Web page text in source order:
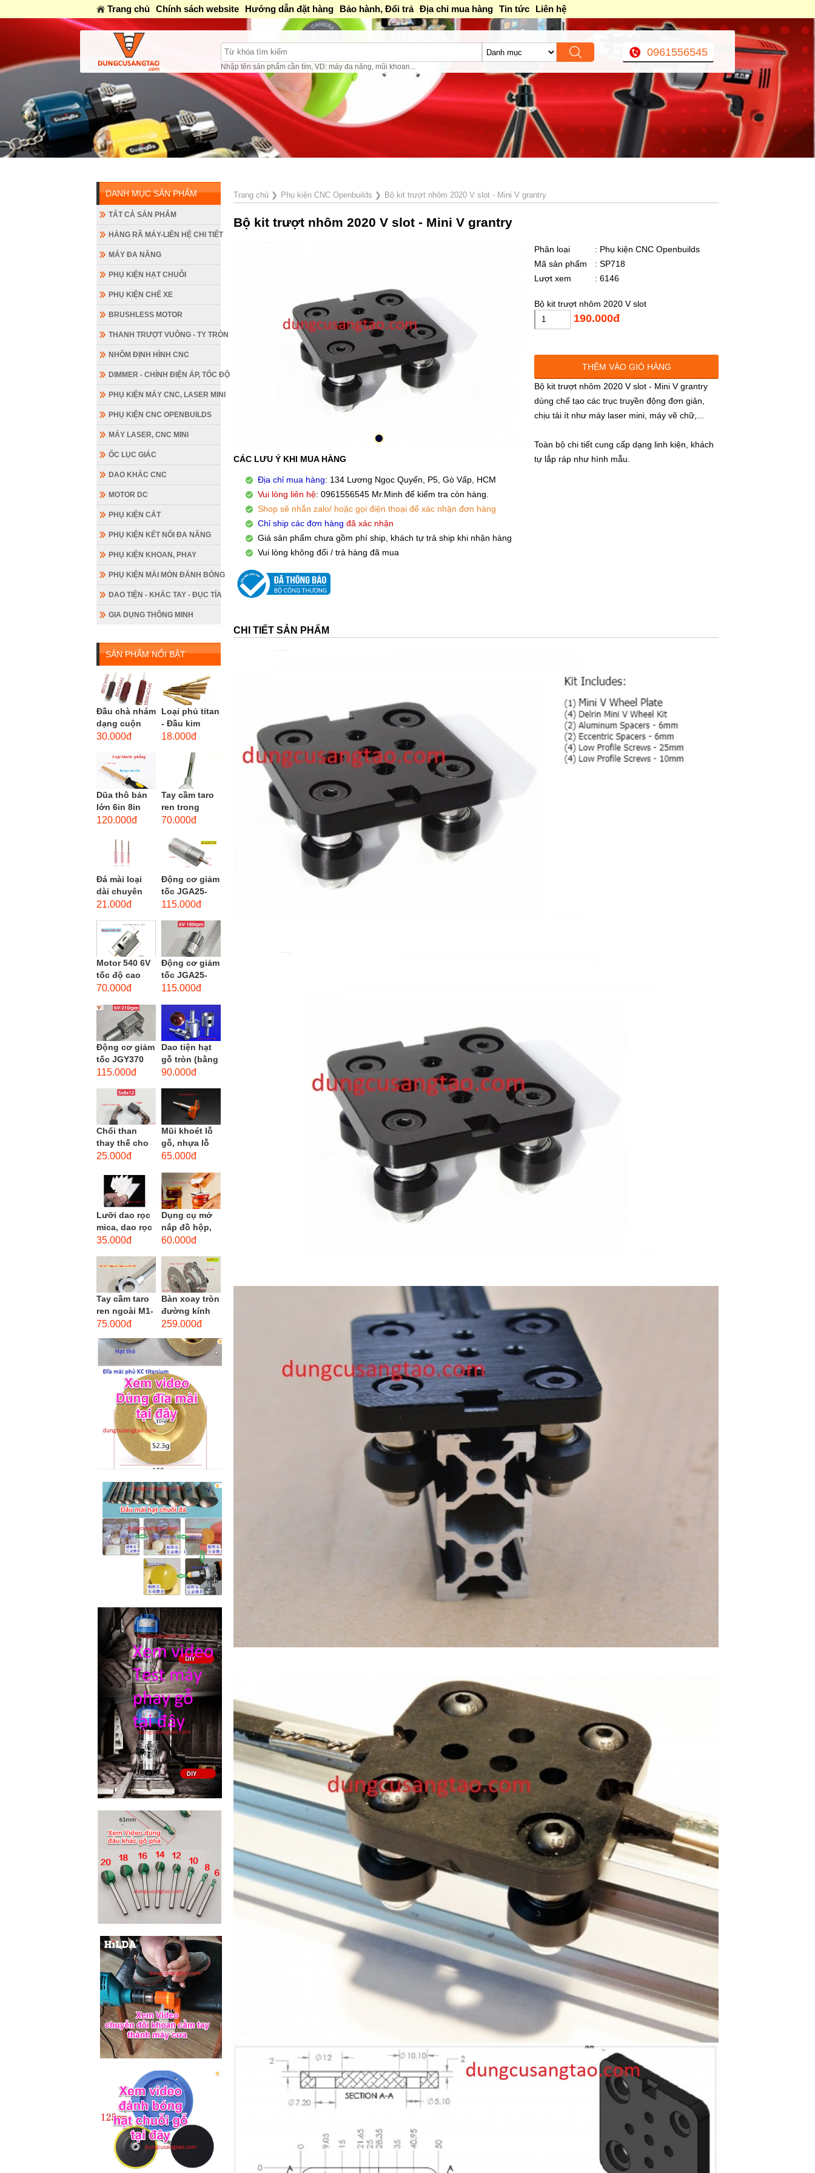
Trang chủ Chính sách website Hướng dẫn đặt hàng Bảo hành, Đổi trả Địa chỉ mua hàng Tin tức Liên hệ
Nhập tên sản phẩm cần tìm, VD: máy đa năng, mũi khoan...
0961556545
DANH MỤC SẢN PHẨM
TẤT CẢ SẢN PHẨM
HÀNG RÃ MÁY-LIÊN HỆ CHI TIẾT
MÁY ĐA NĂNG
PHỤ KIỆN HẠT CHUỖI
PHỤ KIỆN CHẾ XE
BRUSHLESS MOTOR
THANH TRƯỢT VUÔNG - TY TRÒN
NHÔM ĐỊNH HÌNH CNC
DIMMER - CHỈNH ĐIỆN ÁP, TỐC ĐỘ
PHỤ KIỆN MÁY CNC, LASER MINI
PHỤ KIỆN CNC OPENBUILDS
MÁY LASER, CNC MINI
ỐC LỤC GIÁC
DAO KHẮC CNC
MOTOR DC
PHỤ KIỆN CẮT
PHỤ KIỆN KẾT NỐI ĐA NĂNG
PHỤ KIỆN KHOAN, PHAY
PHỤ KIỆN MÀI MÒN ĐÁNH BÓNG
DAO TIỆN - KHẮC TAY - ĐỤC TỈA
GIA DỤNG THÔNG MINH
SẢN PHẨM NỔI BẬT
Đầu chà nhám
dạng cuộn
loại dài gắn
cốt 3mm
đầu...
30.000đ
Loại phủ titan
- Đầu kim
cương hình
(mũi mài...
18.000đ
Dũa thô bản
lớn 6in 8in
phẳng - độ
120.000đ
Tay cầm taro
ren trong
dùng cho mũi
M12
70.000đ
Đá mài loại
dài chuyên
dùng mài
loại, đá mài
cạnh,...
21.000đ
Động cơ giảm
tốc JGA25-
370 3-12 VDC.
mini JGA25-
115.000đ
Motor 540 6V
tốc độ cao
20.000 vòng/
torque
70.000đ
Động cơ giảm
tốc JGA25-
310 6-12 VDC.
mini JGA25-
310
115.000đ
Động cơ giảm
tốc JGY370
DC bánh răng
men xoắn
cao...
115.000đ
Dao tiện hạt
gỗ tròn (bằng
thép trắng)
90.000đ
Chổi than
thay thế cho
động cơ, chổi
motor máy
khoan,...
25.000đ
Mũi khoét lỗ
gỗ, nhựa lỗ
lớn D40mm-
opener)
65.000đ
Lưỡi dao rọc
mica, dao rọc
cáp hình
35.000đ
Dụng cụ mở
nắp đồ hộp,
mở nắp lon
đường kính...
60.000đ
Tay cầm taro
ren ngoài M1-
M1.8 (mã
vặn Bàn ren
75.000đ
Bàn xoay tròn
đường kính
22cm bằng
259.000đ
Trang chủ❯ Phụ kiện CNC Openbuilds ❯ Bộ kit trượt nhôm 2020 V slot - Mini V grantry
Bộ kit trượt nhôm 2020 V slot - Mini V grantry
CÁC LƯU Ý KHI MUA HÀNG
Địa chỉ mua hàng: 134 Lương Ngọc Quyến, P5, Gò Vấp, HCM
Vui lòng liên hệ: 0961556545 Mr.Minh để kiểm tra còn hàng.
Shop sẽ nhắn zalo/ hoặc gọi điện thoại để xác nhận đơn hàng
Chỉ ship các đơn hàng đã xác nhận
Giá sản phẩm chưa gồm phí ship, khách tự trả ship khi nhận hàng
Vui lòng không đổi / trả hàng đã mua
Phân loại
: Phụ kiện CNC Openbuilds
Mã sản phẩm
: SP718
Lượt xem
: 6146
Bộ kit trượt nhôm 2020 V slot
190.000đ
THÊM VÀO GIỎ HÀNG
Bộ kit trượt nhôm 2020 V slot - Mini V grantry
dùng chế tạo các trục truyền động đơn giản,
chịu tải ít như máy laser mini, máy vẽ chữ,...
Toàn bộ chi tiết cung cấp dạng linh kiện, khách
tự lắp ráp như hình mẫu.
CHI TIẾT SẢN PHẨM